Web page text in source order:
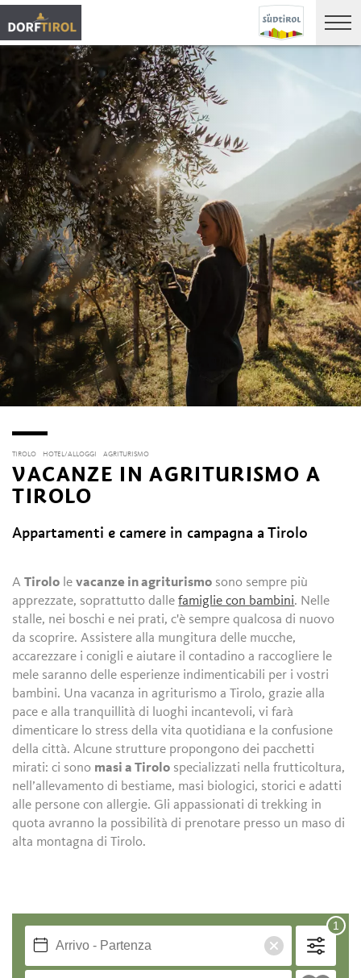
TIROLO HOTEL/ALLOGGI AGRITURISMO
VACANZE IN AGRITURISMO A
TIROLO
Appartamenti e camere in campagna a Tirolo
ATirolo levacanze in agriturismo sono sempre più
apprezzate, soprattutto dallefamiglie con bambini. Nelle
stalle, nei boschi e nei prati, c'è sempre qualcosa di nuovo
da scoprire. Assistere alla mungitura delle mucche,
accarezzare i conigli e aiutare il contadino a raccogliere le
mele saranno delle esperienze indimenticabili per i vostri
bambini. Una vacanza in agriturismo a Tirolo, grazie alla
pace e alla tranquillità di luoghi incantevoli, vi farà
dimenticare lo stress della vita quotidiana e la confusione
della città. Alcune strutture propongono dei pacchetti
mirati: ci sono masi a Tirolo specializzati nella frutticoltura,
nell’allevamento di bestiame, masi biologici, storici e adatti
alle persone con allergie. Gli appassionati di trekking in
quota avranno la possibilità di prenotare presso un maso di
alta montagna di Tirolo.